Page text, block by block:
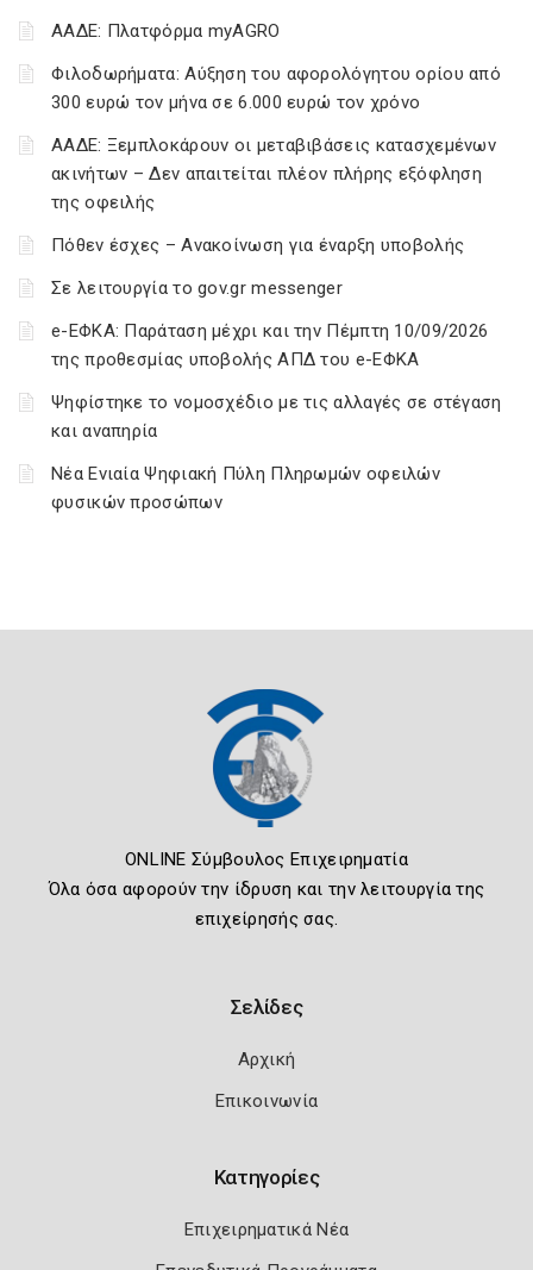
ΑΑΔΕ: Πλατφόρμα myAGRO
Φιλοδωρήματα: Αύξηση του αφορολόγητου ορίου από
300 ευρώ τον μήνα σε 6.000 ευρώ τον χρόνο
ΑΑΔΕ: Ξεμπλοκάρουν οι μεταβιβάσεις κατασχεμένων
ακινήτων – Δεν απαιτείται πλέον πλήρης εξόφληση
της οφειλής
Πόθεν έσχες – Ανακοίνωση για έναρξη υποβολής
Σε λειτουργία το gov.gr messenger
e-ΕΦΚΑ: Παράταση μέχρι και την Πέμπτη 10/09/2026
της προθεσμίας υποβολής ΑΠΔ του e-ΕΦΚΑ
Ψηφίστηκε το νομοσχέδιο με τις αλλαγές σε στέγαση
και αναπηρία
Νέα Ενιαία Ψηφιακή Πύλη Πληρωμών οφειλών
φυσικών προσώπων
ONLINE Σύμβουλος Επιχειρηματία
Όλα όσα αφορούν την ίδρυση και την λειτουργία της
επιχείρησής σας.
Σελίδες
Αρχική
Επικοινωνία
Κατηγορίες
Επιχειρηματικά Νέα